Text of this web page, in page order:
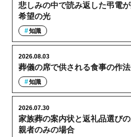
悲しみの中で読み返した弔電
希望の光
知識
葬儀の席で供される食事の作
2026.08.03
知識
家族葬の案内状と返礼品選び
親者のみの場合
2026.07.30